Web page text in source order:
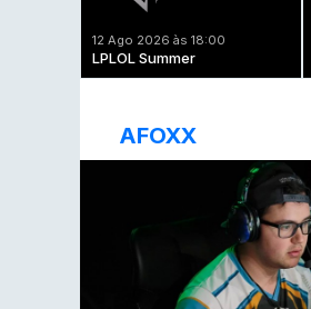
12 Ago 2026 às 18:00
LPLOL Summer
AFOXX